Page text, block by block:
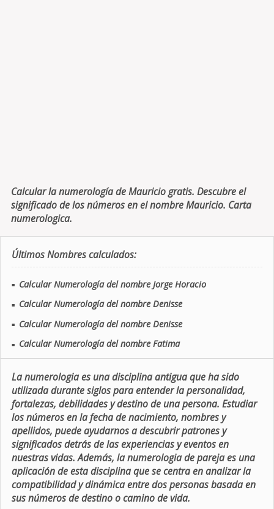
Calcular la numerología de Mauricio gratis. Descubre el
significado de los números en el nombre Mauricio. Carta
numerologica.
Últimos Nombres calculados:
■ Calcular Numerología del nombre Jorge Horacio
■ Calcular Numerología del nombre Denisse
■ Calcular Numerología del nombre Denisse
■ Calcular Numerología del nombre Fatima
La numerologia es una disciplina antigua que ha sido
utilizada durante siglos para entender la personalidad,
fortalezas, debilidades y destino de una persona. Estudiar
los números en la fecha de nacimiento, nombres y
apellidos, puede ayudarnos a descubrir patrones y
significados detrás de las experiencias y eventos en
nuestras vidas. Además, la numerologia de pareja es una
aplicación de esta disciplina que se centra en analizar la
compatibilidad y dinámica entre dos personas basada en
sus números de destino o camino de vida.